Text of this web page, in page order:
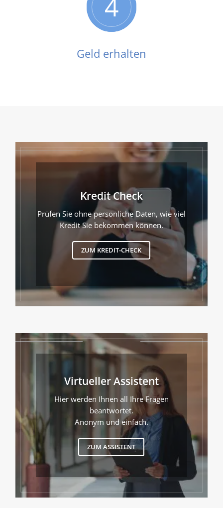
4
Geld erhalten
Kredit Check
Prüfen Sie ohne persönliche Daten, wie viel
Kredit Sie bekommen können.
ZUM KREDIT-CHECK
Virtueller Assistent
Hier werden Ihnen all Ihre Fragen
beantwortet.
Anonym und einfach.
ZUM ASSISTENT